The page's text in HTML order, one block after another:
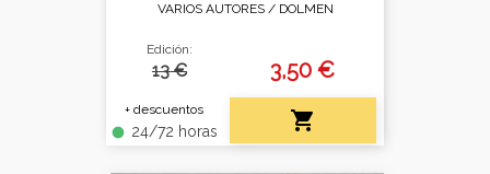
VARIOS AUTORES / DOLMEN
Edición:
13 €
+ descuentos
fiber_manual_record 24/72 horas
3,50 €
